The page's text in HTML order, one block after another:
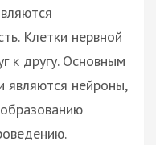
Клетки нервной
к другу. Основным
являются нейроны,